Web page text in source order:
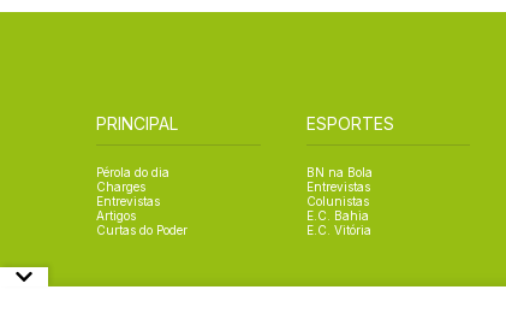
PRINCIPAL
Pérola do dia
Charges
Entrevistas
Artigos
Curtas do Poder
ESPORTES
BN na Bola
Entrevistas
Colunistas
E.C. Bahia
E.C. Vitória